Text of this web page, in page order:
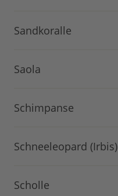
Sandkoralle
Saola
Schimpanse
Schneeleopard (Irbis)
Scholle